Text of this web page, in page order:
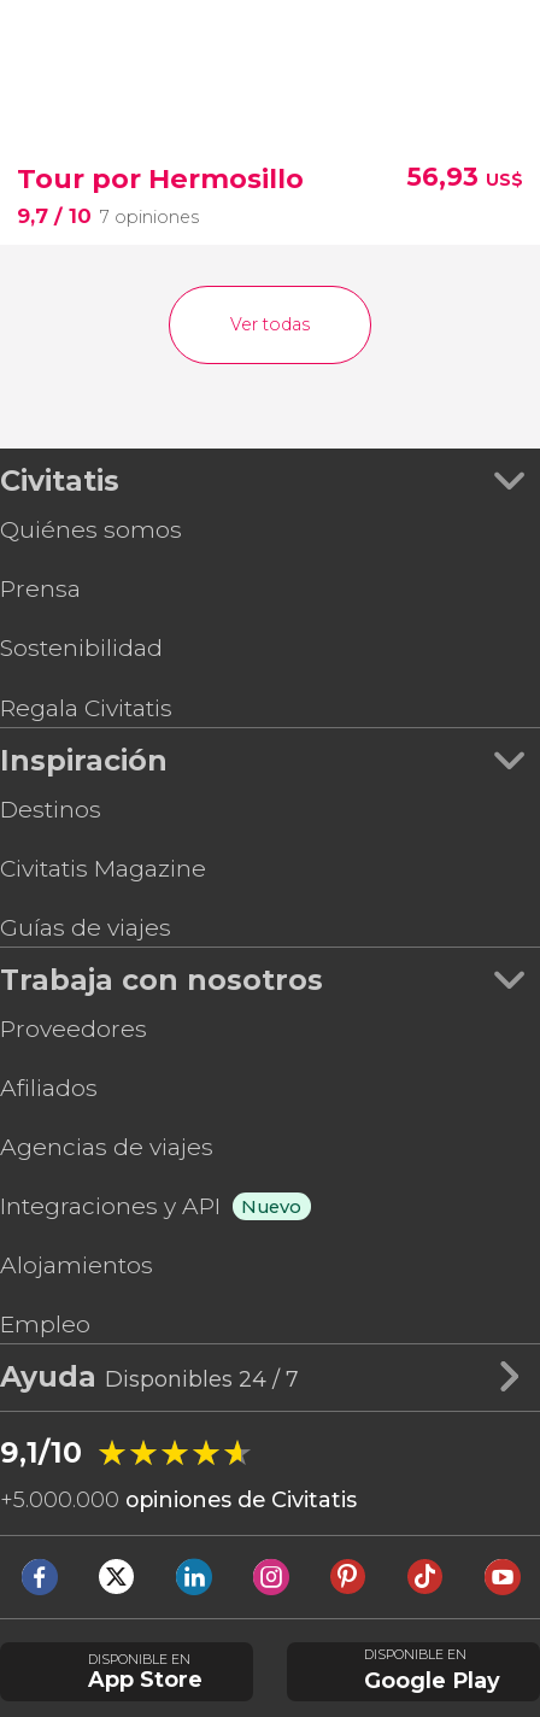
Tour por Hermosillo
9,7 / 10 7 opiniones
56,93 US$
Ver todas
Civitatis
Quiénes somos
Prensa
Sostenibilidad
Regala Civitatis
Inspiración
Destinos
Civitatis Magazine
Guías de viajes
Trabaja con nosotros
Proveedores
Afiliados
Agencias de viajes
Integraciones y API Nuevo
Alojamientos
Empleo
Ayuda Disponibles 24 / 7
9,1/10 ★★★★★
★★★★★
+5.000.000 opiniones de Civitatis
DISPONIBLE EN
App Store
DISPONIBLE EN
Google Play